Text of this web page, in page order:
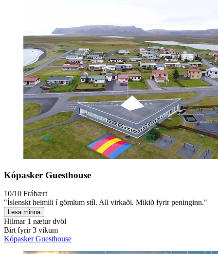
Kópasker Guesthouse
10/10 Frábært
"Íslenskt heimili í gömlum stíl. All virkaði. Mikið fyrir peninginn."
Lesa minna
Hilmar1 nætur dvöl
Birt fyrir 3 vikum
Kópasker Guesthouse